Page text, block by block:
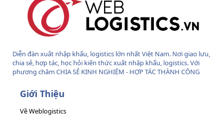
Diễn đàn xuất nhập khẩu, logistics lớn nhất Việt Nam. Nơi giao lưu,
chia sẻ, hợp tác, học hỏi kiến thức xuất nhập khẩu, logistics. Với
phương châm CHIA SẺ KINH NGHIỆM - HỢP TÁC THÀNH CÔNG
Giới Thiệu
Về Weblogistics